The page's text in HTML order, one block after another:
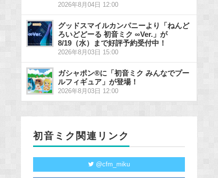
2026年8月04日 12:00
グッドスマイルカンパニーより「ねんど
ろいどどーる 初音ミク ∞Ver.」が
8/19（水）まで好評予約受付中！
2026年8月03日 15:00
ガシャポン®に「初音ミク みんなでプー
ルフィギュア」が登場！
2026年8月03日 12:00
初音ミク関連リンク
@cfm_miku